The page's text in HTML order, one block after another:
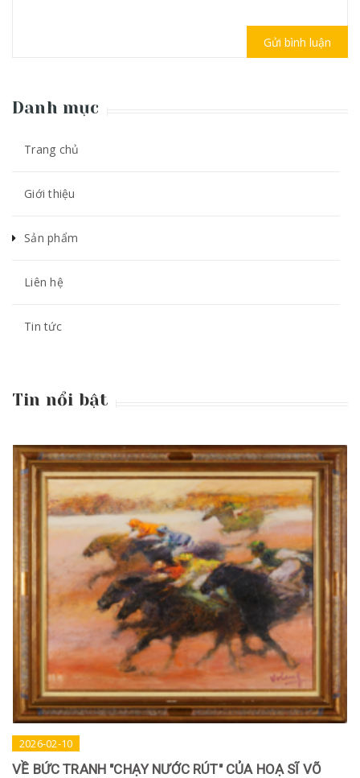
Gửi bình luận
Danh mục
Trang chủ
Giới thiệu
Sản phẩm
Liên hệ
Tin tức
Tin nổi bật
2026-02-10
VỀ BỨC TRANH "CHẠY NƯỚC RÚT" CỦA HOẠ SĨ VÕ